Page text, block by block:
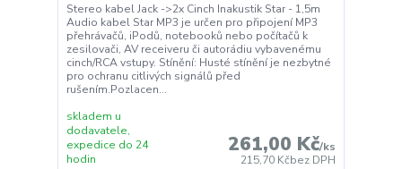
Stereo kabel Jack ->2x Cinch Inakustik Star - 1,5m
Audio kabel Star MP3 je určen pro připojení MP3
přehrávačů, iPodů, notebooků nebo počítačů k
zesilovači, AV receiveru či autorádiu vybavenému
cinch/RCA vstupy. Stínění: Husté stínění je nezbytné
pro ochranu citlivých signálů před
rušením.Pozlacen...
261,00 Kč/ks
215,70 Kčbez DPH
skladem u
dodavatele,
expedice do 24
hodin